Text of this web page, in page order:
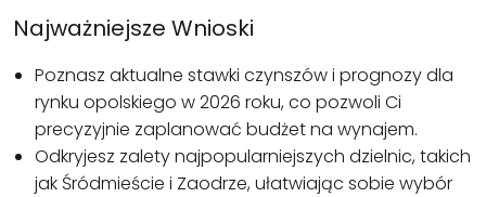
Najważniejsze Wnioski
Poznasz aktualne stawki czynszów i prognozy dla
rynku opolskiego w 2026 roku, co pozwoli Ci
precyzyjnie zaplanować budżet na wynajem.
Odkryjesz zalety najpopularniejszych dzielnic, takich
jak Śródmieście i Zaodrze, ułatwiając sobie wybór